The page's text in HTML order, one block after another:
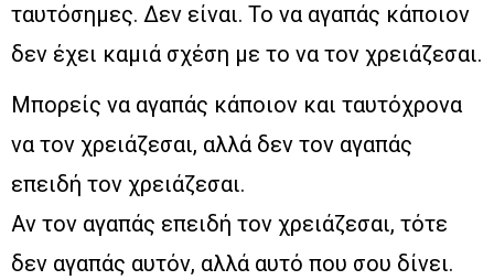
ταυτόσημες. Δεν είναι. Το να αγαπάς κάποιον
δεν έχει καμιά σχέση με το να τον χρειάζεσαι.
Μπορείς να αγαπάς κάποιον και ταυτόχρονα
να τον χρειάζεσαι, αλλά δεν τον αγαπάς
επειδή τον χρειάζεσαι.
Αν τον αγαπάς επειδή τον χρειάζεσαι, τότε
δεν αγαπάς αυτόν, αλλά αυτό που σου δίνει.